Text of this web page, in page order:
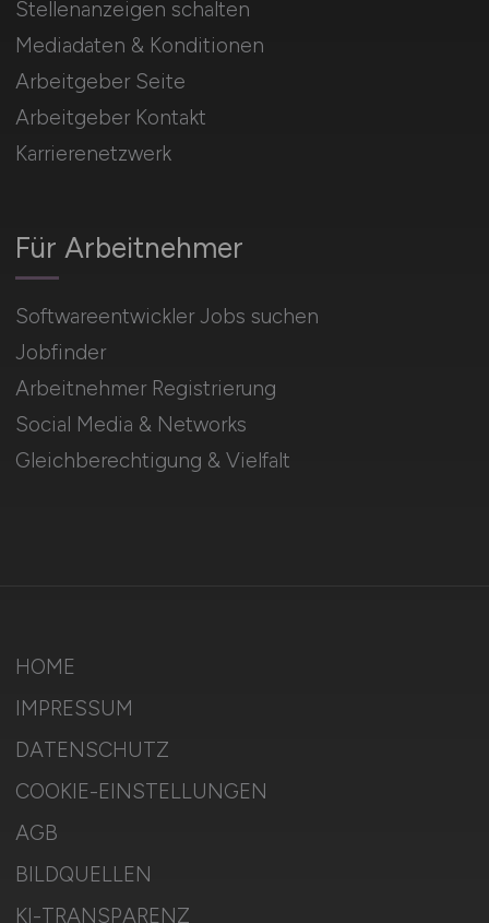
Für Arbeitnehmer
Softwareentwickler Jobs suchen
Jobfinder
Arbeitnehmer Registrierung
Social Media & Networks
Gleichberechtigung & Vielfalt
Stellenanzeigen schalten
Mediadaten & Konditionen
Arbeitgeber Seite
Arbeitgeber Kontakt
Karrierenetzwerk
HOME
IMPRESSUM
DATENSCHUTZ
COOKIE-EINSTELLUNGEN
AGB
BILDQUELLEN
KI-TRANSPARENZ